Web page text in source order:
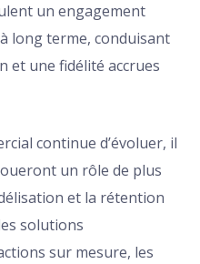
un engagement
long terme, conduisant
et une fidélité accrues
continue d’évoluer, il
un rôle de plus
et la rétention
solutions
sur mesure, les